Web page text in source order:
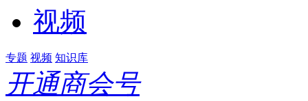
视频
专题 视频 知识库
开通商会号